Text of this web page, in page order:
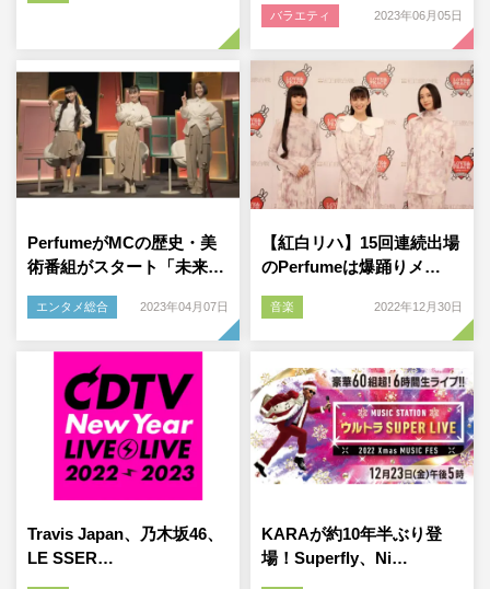
バラエティ 2023年06月05日
PerfumeがMCの歴史・美
術番組がスタート「未来…
エンタメ総合 2023年04月07日
【紅白リハ】15回連続出場
のPerfumeは爆踊りメ…
音楽 2022年12月30日
Travis Japan、乃木坂46、
LE SSER…
KARAが約10年半ぶり登
場！Superfly、Ni…